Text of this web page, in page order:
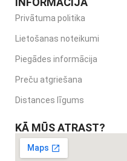
Privātuma politika
Lietošanas noteikumi
Piegādes informācija
Preču atgriešana
Distances līgums
KĀ MŪS ATRAST?